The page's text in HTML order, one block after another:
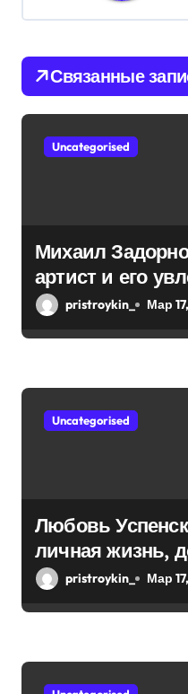
п
о
з
а
я
м
Связанные
Uncategorised
Михаил
артист и его
биография —
pristroykin_ Мар
Uncategorised
Любовь
личная жизнь,
pristroykin_ Мар